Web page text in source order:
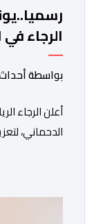
الرجاء
بواسطة
أعلن الرجاء
الدحماني،
الطاقم